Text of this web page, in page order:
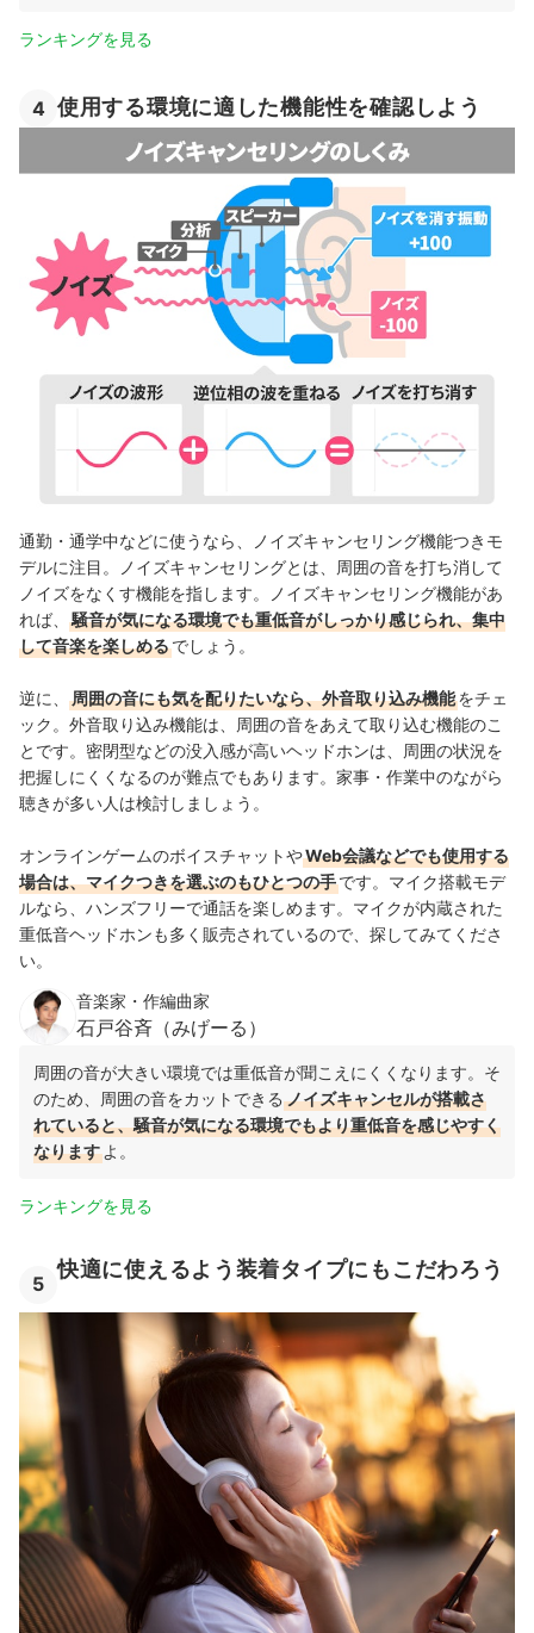
ランキングを見る
4 使用する環境に適した機能性を確認しよう
通勤・通学中などに使うなら、ノイズキャンセリング機能つきモ
デルに注目。ノイズキャンセリングとは、周囲の音を打ち消して
ノイズをなくす機能を指します。ノイズキャンセリング機能があ
れば、
騒音が気になる環境でも重低音がしっかり感じられ、集中
して音楽を楽しめるでしょう。
逆に、 周囲の音にも気を配りたいなら、外音取り込み機能をチェ
ック。外音取り込み機能は、周囲の音をあえて取り込む機能のこ
とです。密閉型などの没入感が高いヘッドホンは、周囲の状況を
把握しにくくなるのが難点でもあります。家事・作業中のながら
聴きが多い人は検討しましょう。
オンラインゲームのボイスチャットやWeb会議などでも使用する
場合は、マイクつきを選ぶのもひとつの手です。マイク搭載モデ
ルなら、ハンズフリーで通話を楽しめます。マイクが内蔵された
重低音ヘッドホンも多く販売されているので、探してみてくださ
い。
音楽家・作編曲家
石戸谷斉（みげーる）
周囲の音が大きい環境では重低音が聞こえにくくなります。そ
のため、周囲の音をカットできる ノイズキャンセルが搭載さ
れていると、騒音が気になる環境でもより重低音を感じやすく
なります よ。
ランキングを見る
5
快適に使えるよう装着タイプにもこだわろう